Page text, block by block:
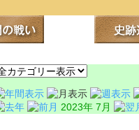
2023年 7月